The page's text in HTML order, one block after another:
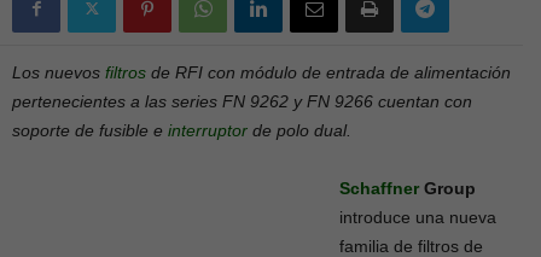
Los nuevos filtros de RFI con módulo de entrada de alimentación
pertenecientes a las series FN 9262 y FN 9266 cuentan con
soporte de fusible e interruptor de polo dual.
Schaffner Group
introduce una nueva
familia de filtros de